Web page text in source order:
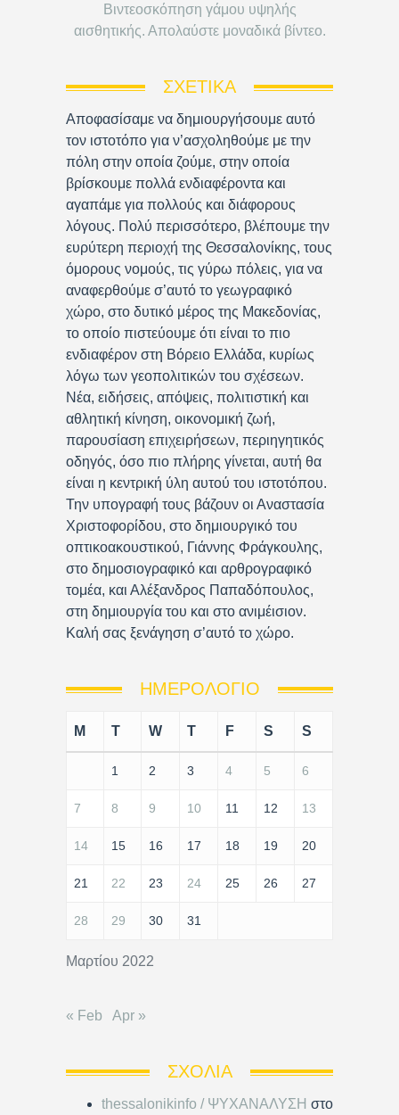
Βιντεοσκόπηση γάμου υψηλής
αισθητικής. Απολαύστε μοναδικά βίντεο.
ΣΧΕΤΙΚΆ
Αποφασίσαμε να δημιουργήσουμε αυτό
τον ιστοτόπο για ν’ασχοληθούμε με την
πόλη στην οποία ζούμε, στην οποία
βρίσκουμε πολλά ενδιαφέροντα και
αγαπάμε για πολλούς και διάφορους
λόγους. Πολύ περισσότερο, βλέπουμε την
ευρύτερη περιοχή της Θεσσαλονίκης, τους
όμορους νομούς, τις γύρω πόλεις, για να
αναφερθούμε σ’αυτό το γεωγραφικό
χώρο, στο δυτικό μέρος της Μακεδονίας,
το οποίο πιστεύουμε ότι είναι το πιο
ενδιαφέρον στη Βόρειο Ελλάδα, κυρίως
λόγω των γεοπολιτικών του σχέσεων.
Νέα, ειδήσεις, απόψεις, πολιτιστική και
αθλητική κίνηση, οικονομική ζωή,
παρουσίαση επιχειρήσεων, περιηγητικός
οδηγός, όσο πιο πλήρης γίνεται, αυτή θα
είναι η κεντρική ύλη αυτού του ιστοτόπου.
Την υπογραφή τους βάζουν οι Αναστασία
Χριστοφορίδου, στο δημιουργικό του
οπτικοακουστικού, Γιάννης Φράγκουλης,
στο δημοσιογραφικό και αρθρογραφικό
τομέα, και Αλέξανδρος Παπαδόπουλος,
στη δημιουργία του και στο ανιμέισιον.
Καλή σας ξενάγηση σ’αυτό το χώρο.
ΗΜΕΡΟΛΌΓΙΟ
Μαρτίου 2022
M T W T F S S
1 2 3 4 5 6
7 8 9 10 11 12 13
14 15 16 17 18 19 20
21 22 23 24 25 26 27
28 29 30 31
« Feb Apr »
ΣΧΌΛΙΑ
thessalonikinfo / ΨΥΧΑΝΑΛΥΣΗ στο